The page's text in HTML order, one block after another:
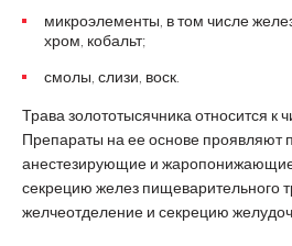
микроэлементы, в том числе
хром, кобальт;
смолы, слизи, воск.
Трава золототысячника относится к
Препараты на ее основе проявляют
анестезирующие и жаропонижающие
секрецию желез пищеварительного
желчеотделение и секрецию